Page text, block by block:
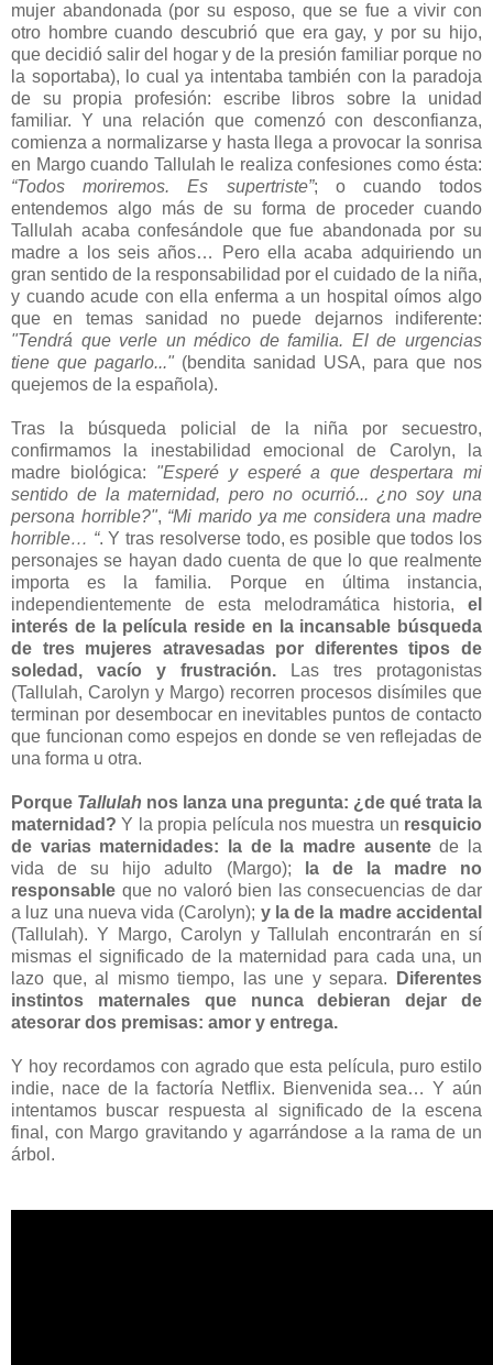
mujer abandonada (por su esposo, que se fue a vivir con
otro hombre cuando descubrió que era gay, y por su hijo,
que decidió salir del hogar y de la presión familiar porque no
la soportaba), lo cual ya intentaba también con la paradoja
de su propia profesión: escribe libros sobre la unidad
familiar. Y una relación que comenzó con desconfianza,
comienza a normalizarse y hasta llega a provocar la sonrisa
en Margo cuando Tallulah le realiza confesiones como ésta:
“Todos moriremos. Es supertriste”; o cuando todos
entendemos algo más de su forma de proceder cuando
Tallulah acaba confesándole que fue abandonada por su
madre a los seis años… Pero ella acaba adquiriendo un
gran sentido de la responsabilidad por el cuidado de la niña,
y cuando acude con ella enferma a un hospital oímos algo
que en temas sanidad no puede dejarnos indiferente:
"Tendrá que verle un médico de familia. El de urgencias
tiene que pagarlo..." (bendita sanidad USA, para que nos
quejemos de la española).
Tras la búsqueda policial de la niña por secuestro,
confirmamos la inestabilidad emocional de Carolyn, la
madre biológica: "Esperé y esperé a que despertara mi
sentido de la maternidad, pero no ocurrió... ¿no soy una
persona horrible?", “Mi marido ya me considera una madre
horrible… “. Y tras resolverse todo, es posible que todos los
personajes se hayan dado cuenta de que lo que realmente
importa es la familia. Porque en última instancia,
independientemente de esta melodramática historia, el
interés de la película reside en la incansable búsqueda
de tres mujeres atravesadas por diferentes tipos de
soledad, vacío y frustración. Las tres protagonistas
(Tallulah, Carolyn y Margo) recorren procesos disímiles que
terminan por desembocar en inevitables puntos de contacto
que funcionan como espejos en donde se ven reflejadas de
una forma u otra.
Porque Tallulah nos lanza una pregunta: ¿de qué trata la
maternidad? Y la propia película nos muestra un resquicio
de varias maternidades: la de la madre ausentede la
vida de su hijo adulto (Margo);
la de la madre no
responsable que no valoró bien las consecuencias de dar
a luz una nueva vida (Carolyn); y la de la madre accidental
(Tallulah). Y Margo, Carolyn y Tallulah encontrarán en sí
mismas el significado de la maternidad para cada una, un
lazo que, al mismo tiempo, las une y separa.
Diferentes
instintos maternales que nunca debieran dejar de
atesorar dos premisas: amor y entrega.
Y hoy recordamos con agrado que esta película, puro estilo
indie, nace de la factoría Netflix. Bienvenida sea… Y aún
intentamos buscar respuesta al significado de la escena
final, con Margo gravitando y agarrándose a la rama de un
árbol.